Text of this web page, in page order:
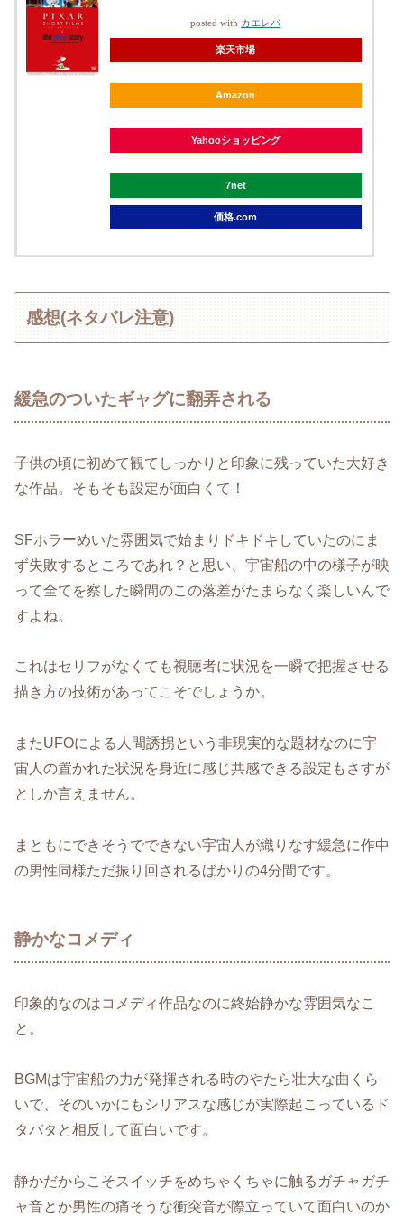
posted with カエレバ
楽天市場
Amazon
Yahooショッピング
7net
価格.com
感想(ネタバレ注意)
緩急のついたギャグに翻弄される
子供の頃に初めて観てしっかりと印象に残っていた大好き
な作品。そもそも設定が面白くて！
SFホラーめいた雰囲気で始まりドキドキしていたのにま
ず失敗するところであれ？と思い、宇宙船の中の様子が映
って全てを察した瞬間のこの落差がたまらなく楽しいんで
すよね。
これはセリフがなくても視聴者に状況を一瞬で把握させる
描き方の技術があってこそでしょうか。
またUFOによる人間誘拐という非現実的な題材なのに宇
宙人の置かれた状況を身近に感じ共感できる設定もさすが
としか言えません。
まともにできそうでできない宇宙人が織りなす緩急に作中
の男性同様ただ振り回されるばかりの4分間です。
静かなコメディ
印象的なのはコメディ作品なのに終始静かな雰囲気なこ
と。
BGMは宇宙船の力が発揮される時のやたら壮大な曲くら
いで、そのいかにもシリアスな感じが実際起こっているド
タバタと相反して面白いです。
静かだからこそスイッチをめちゃくちゃに触るガチャガチ
ャ音とか男性の痛そうな衝突音が際立っていて面白いのか